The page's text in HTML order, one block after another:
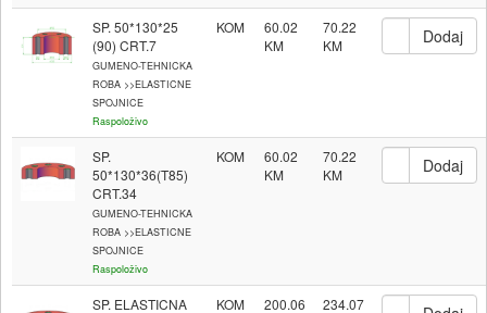
SP. 50*130*25
(90) CRT.7
GUMENO-TEHNICKA
ROBA >>ELASTICNE
SPOJNICE
Raspoloživo
KOM 60.02 70.22
SP.
50*130*36(T85)
CRT.34
GUMENO-TEHNICKA
ROBA >>ELASTICNE
SPOJNICE
Raspoloživo
KOM 60.02 70.22
SP. ELASTICNA KOM 200.06 234.07